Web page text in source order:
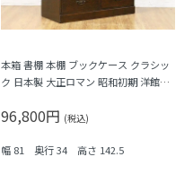
本箱 書棚 本棚 ブックケース クラシッ
ク 日本製 大正ロマン 昭和初期 洋館風
ィーク ヴィンテージ
96,800円 (税込)
幅 81 奥行 34 高さ 142.5